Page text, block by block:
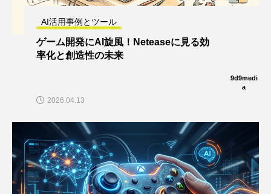
AI活用事例とツール
ゲーム開発にAI旋風！Neteaseに見る効
率化と創造性の未来
9d9medi
a
2026.04.13